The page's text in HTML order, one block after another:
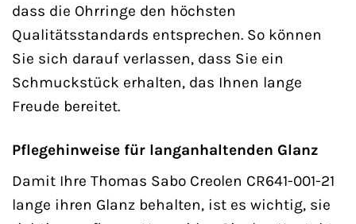
dass die Ohrringe den höchsten
Qualitätsstandards entsprechen. So können
Sie sich darauf verlassen, dass Sie ein
Schmuckstück erhalten, das Ihnen lange
Freude bereitet.
Pflegehinweise für langanhaltenden Glanz
Damit Ihre Thomas Sabo Creolen CR641-001-21
lange ihren Glanz behalten, ist es wichtig, sie